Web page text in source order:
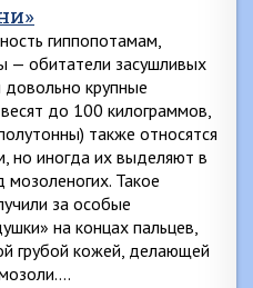
гиппопотамам,
— обитатели засушливых
довольно крупные
до 100 килограммов,
также относятся
но иногда их выделяют в
Такое
за особые
на концах пальцев,
грубой кожей, делающей